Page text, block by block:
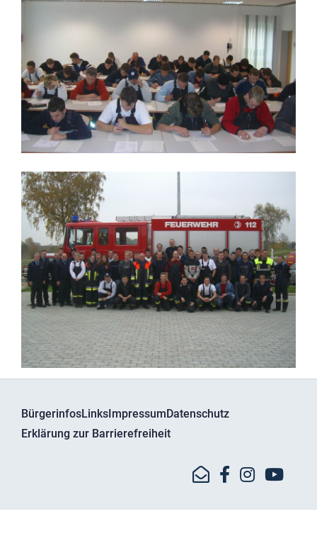
BürgerinfosLinksImpressumDatenschutz
Erklärung zur Barrierefreiheit